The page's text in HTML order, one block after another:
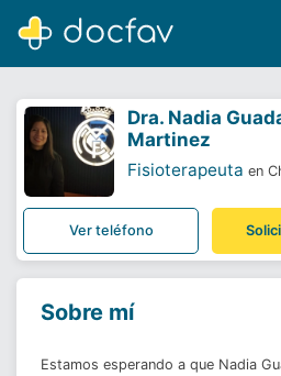
Software para
Soporte
Dra. Nadia
Martinez
Fisioterapeuta en
Ver teléfono
Sobre mí
Estamos esperando a que Nadia